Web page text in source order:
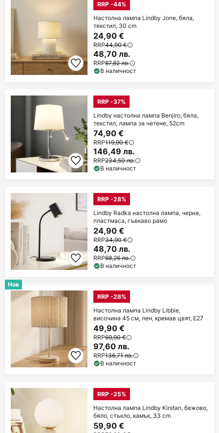
RRP -44%
Настолна лампа Lindby Jone, бяла,
текстил, 30 cm
24,90 €
RRP44,90 €
48,70 лв.
RRP87,82 лв.
В наличност
RRP -37%
Lindby настолна лампа Benjiro, бяла,
текстил, лампа за четене, 52cm
74,90 €
RRP119,90 €
146,49 лв.
RRP234,50 лв.
В наличност
RRP -28%
Lindby Radka настолна лампа, черна,
пластмаса, гъвкаво рамо
24,90 €
RRP34,90 €
48,70 лв.
RRP68,26 лв.
В наличност
Нов
RRP -28%
Настолна лампа Lindby Libbie,
височина 45 см, лен, кремав цвят, E27
49,90 €
RRP69,90 €
97,60 лв.
RRP136,71 лв.
В наличност
RRP -25%
Настолна лампа Lindby Kirstan, бежово,
бяло, стъкло, камък, 33 cm
59,90 €